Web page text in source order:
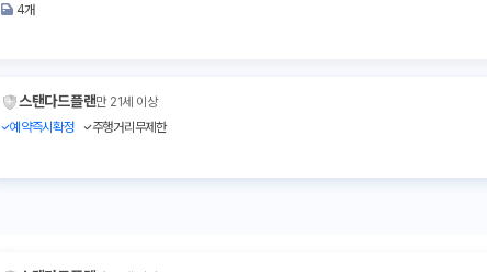
4개
스탠다드플랜만 21세 이상
예약즉시확정
주행거리무제한